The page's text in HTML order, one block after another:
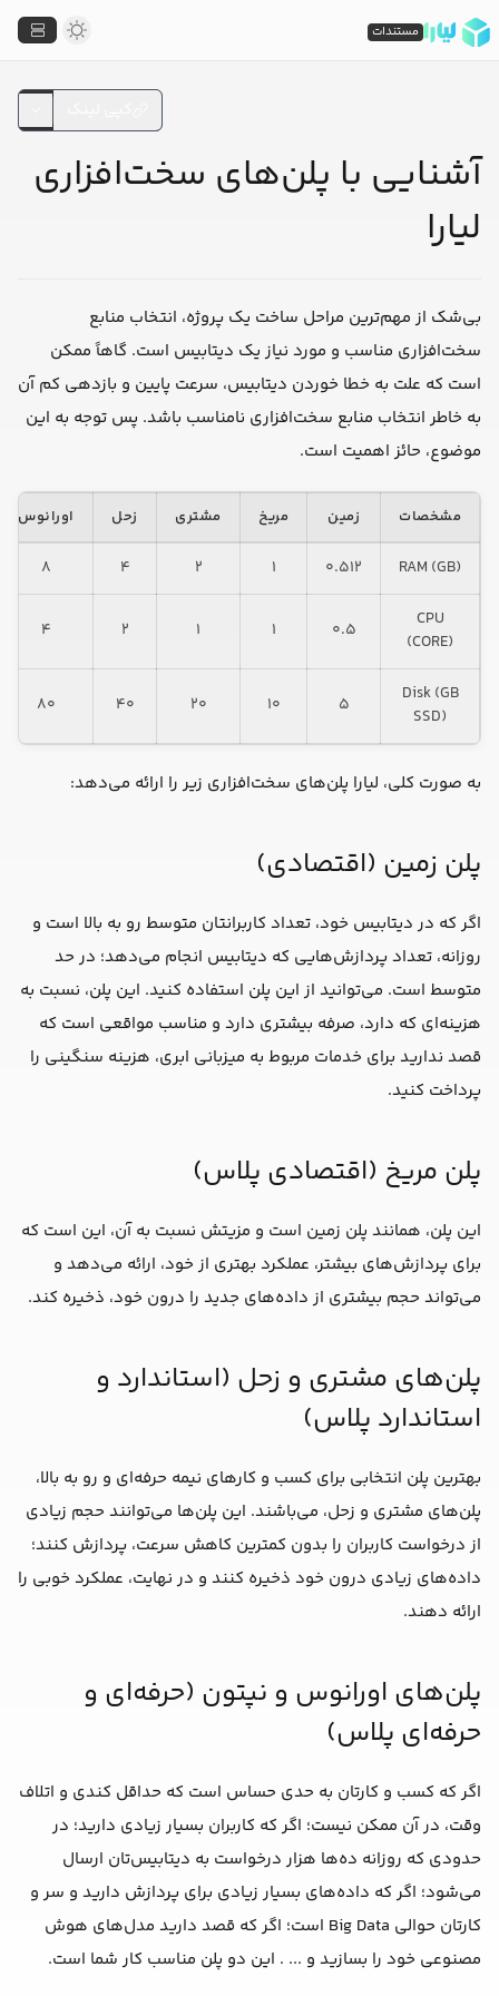
آشنایی با پلن‌های سخت‌افزاری
لیارا
بی‌شک از مهم‌ترین مراحل ساخت یک پروژه، انتخاب منابع
سخت‌افزاری مناسب و مورد نیاز یک دیتابیس است. گاهاً ممکن
است که علت به خطا خوردن دیتابیس، سرعت پایین و بازدهی کم آن
به خاطر انتخاب منابع سخت‌افزاری نامناسب باشد. پس توجه به این
موضوع، حائز اهمیت است.
مشخصات زمین مریخ مشتری زحل اورانوس
RAM (GB) ۰.۵۱۲ ۱ ۲ ۴ ۸
CPU
(CORE)
۰.۵ ۱ ۱ ۲ ۴
Disk (GB
SSD)
۵ ۱۰ ۲۰ ۴۰ ۸۰
به صورت کلی، لیارا پلن‌های سخت‌افزاری زیر را ارائه می‌دهد:
پلن زمین (اقتصادی)
اگر که در دیتابیس خود، تعداد کاربرانتان متوسط رو به بالا است و
روزانه، تعداد پردازش‌هایی که دیتابیس انجام می‌دهد؛ در حد
متوسط است. می‌توانید از این پلن استفاده کنید. این پلن، نسبت به
هزینه‌ای که دارد، صرفه بیشتری دارد و مناسب مواقعی است که
قصد ندارید برای خدمات مربوط به میزبانی ابری، هزینه سنگینی را
پرداخت کنید.
پلن مریخ (اقتصادی پلاس)
این پلن، همانند پلن زمین است و مزیتش نسبت به آن، این است که
برای پردازش‌های بیشتر، عملکرد بهتری از خود، ارائه می‌دهد و
می‌تواند حجم بیشتری از داده‌های جدید را درون خود، ذخیره کند.
پلن‌های مشتری و زحل (استاندارد و
استاندارد پلاس)
بهترین پلن انتخابی برای کسب و کارهای نیمه حرفه‌ای و رو به بالا،
پلن‌های مشتری و زحل، می‌باشند. این پلن‌ها می‌توانند حجم زیادی
از درخواست کاربران را بدون کمترین کاهش سرعت، پردازش کنند؛
داده‌های زیادی درون خود ذخیره کنند و در نهایت، عملکرد خوبی را
ارائه دهند.
پلن‌های اورانوس و نپتون (حرفه‌ای و
حرفه‌ای پلاس)
اگر که کسب و کارتان به حدی حساس است که حداقل کندی و اتلاف
وقت، در آن ممکن نیست؛ اگر که کاربران بسیار زیادی دارید؛ در
حدودی که روزانه ده‌ها هزار درخواست به دیتابیس‌تان ارسال
می‌شود؛ اگر که داده‌های بسیار زیادی برای پردازش دارید و سر و
کارتان حوالی Big Data است؛ اگر که قصد دارید مدل‌های هوش
مصنوعی خود را بسازید و ... . این دو پلن مناسب کار شما است.
مستندات